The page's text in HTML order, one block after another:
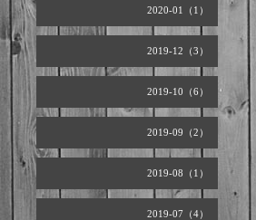
2020-01（1）
2019-12（3）
2019-10（6）
2019-09（2）
2019-08（1）
2019-07（4）